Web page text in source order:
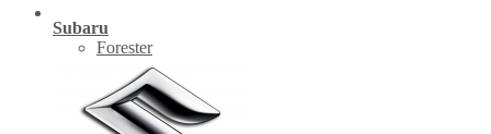
Subaru
Forester